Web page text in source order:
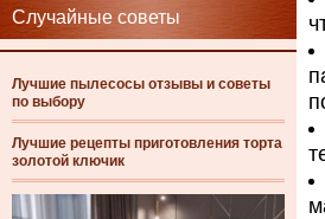
Случайные советы
Лучшие пылесосы отзывы и советы
по выбору
Лучшие рецепты приготовления торта
золотой ключик